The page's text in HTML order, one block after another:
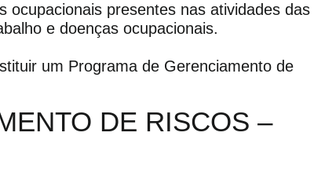
ocupacionais presentes nas atividades das
e doenças ocupacionais.
um Programa de Gerenciamento de
DE RISCOS –